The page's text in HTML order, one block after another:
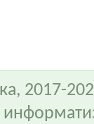
2017-